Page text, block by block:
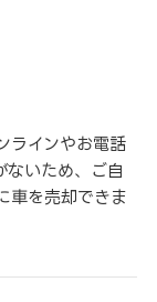
ラインやお電話
ないため、ご自
車を売却できま